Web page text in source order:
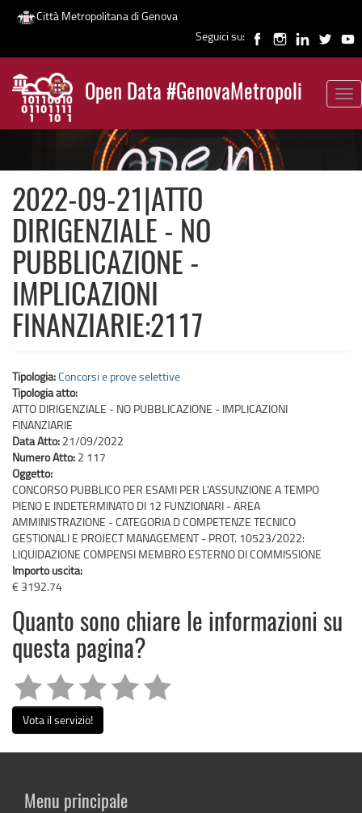
Salta
contenuto
principale
Città Metropolitana di Genova
Seguici su:
Open Data #GenovaMetropoli
News
2022-09-21|ATTO
DIRIGENZIALE - NO
PUBBLICAZIONE -
IMPLICAZIONI
FINANZIARIE:2117
Tipologia:Concorsi e prove selettive
Tipologia atto:
ATTO DIRIGENZIALE - NO PUBBLICAZIONE - IMPLICAZIONI
FINANZIARIE
Data Atto: 21/09/2022
Numero Atto: 2 117
Oggetto:
CONCORSO PUBBLICO PER ESAMI PER L'ASSUNZIONE A TEMPO
PIENO E INDETERMINATO DI 12 FUNZIONARI - AREA
AMMINISTRAZIONE - CATEGORIA D COMPETENZE TECNICO
GESTIONALI E PROJECT MANAGEMENT - PROT. 10523/2022:
LIQUIDAZIONE COMPENSI MEMBRO ESTERNO DI COMMISSIONE
Importo uscita:
€ 3192.74
Quanto sono chiare le informazioni su
questa pagina?
Vota il servizio!
Menu principale